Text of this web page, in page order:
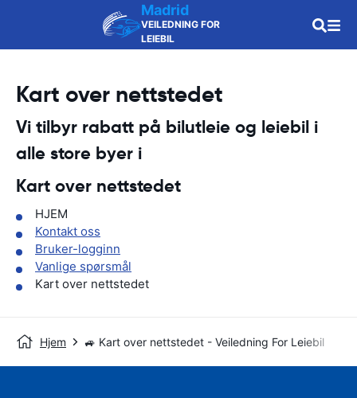
Madrid
VEILEDNING FOR
LEIEBIL
Kart over nettstedet
Vi tilbyr rabatt på bilutleie og leiebil i
alle store byer i
Kart over nettstedet
HJEM
Kontakt oss
Bruker-logginn
Vanlige spørsmål
Kart over nettstedet
Hjem 🚙 Kart over nettstedet - Veiledning For Leiebil